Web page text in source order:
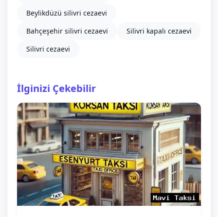
Beylikdüzü silivri cezaevi
Bahçeşehir silivri cezaevi
Silivri kapalı cezaevi
Silivri cezaevi
İlginizi Çekebilir